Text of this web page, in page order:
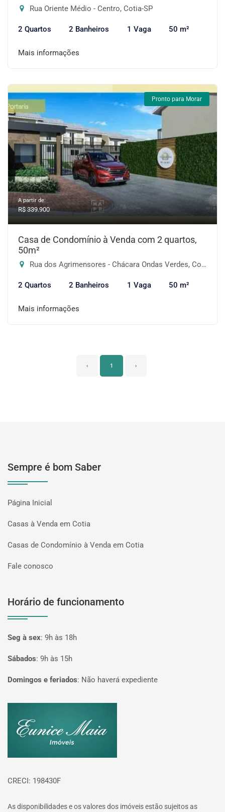
Rua Oriente Médio - Centro, Cotia-SP
2 Quartos 2 Banheiros 1 Vaga 50 m²
Mais informações
Pronto para Morar
A partir de:
R$ 339.900
Casa de Condomínio à Venda com 2 quartos,
50m²
Rua dos Agrimensores - Chácara Ondas Verdes, Cotia-SP
2 Quartos 2 Banheiros 1 Vaga 50 m²
Mais informações
‹ 1 ›
Sempre é bom Saber
Página Inicial
Casas à Venda em Cotia
Casas de Condomínio à Venda em Cotia
Fale conosco
Horário de funcionamento
Seg à sex: 9h às 18h
Sábados: 9h às 15h
Domingos e feriados: Não haverá expediente
CRECI: 198430F
As disponibilidades e os valores dos imóveis estão sujeitos as